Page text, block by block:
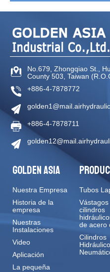
No.679, Zhongqiao St
County 503 Taiwan
+886-4-7878772
+886-4-7878711
GOLDEN ASIA
Nuestra Empresa
Historia de la
empresa
Nuestras
Instalaciones
Video
Aplicación
La pequeña
Tubos
Vástagos
cilindros
de acero
Cilindros